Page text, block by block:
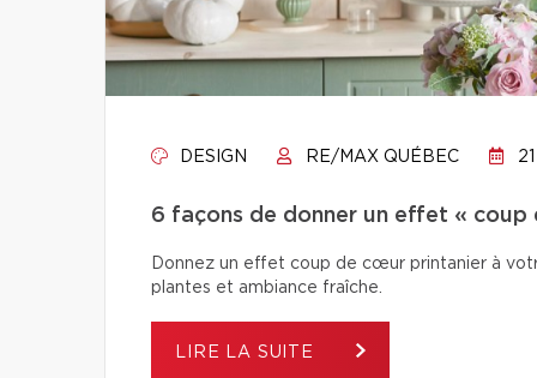
DESIGN RE/MAX QUÉBEC
6 façons de donner un effet «
Donnez un effet coup de cœur printanier à
plantes et ambiance fraîche.
LIRE LA SUITE